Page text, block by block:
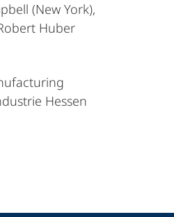
(New York),
Huber
Hessen